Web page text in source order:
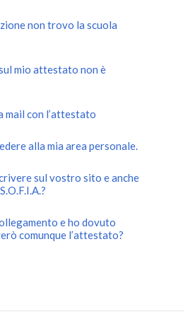
non trovo la scuola
mio attestato non è
mail con l’attestato
alla mia area personale.
sul vostro sito e anche
e ho dovuto
comunque l’attestato?